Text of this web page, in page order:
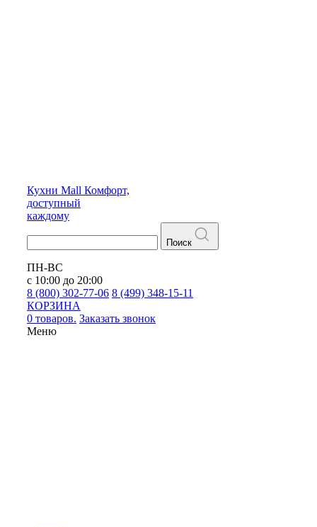
Кухни Mall Комфорт,
доступный
каждому
Поиск
ПН-ВС
с 10:00 до 20:00
8 (800) 302-77-06 8 (499) 348-15-11
КОРЗИНА
0 товаров. Заказать звонок
Меню